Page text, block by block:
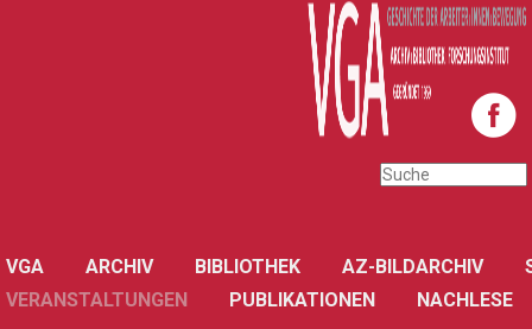
VGA ARCHIV BIBLIOTHEK AZ-BILDARCHIV
VERANSTALTUNGEN
PUBLIKATIONEN NACHLESE